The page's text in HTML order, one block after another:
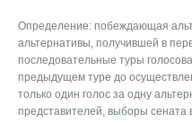
Определение: побеждающая
альтернативы, получившей в
последовательные туры
предыдущем туре до
только один голос за одну
представителей, выборы сената